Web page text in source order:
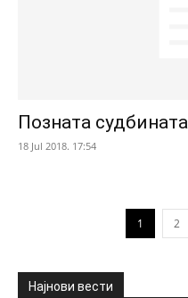
Позната
18 Jul 2018. 17:54
1 2
Најнови вести